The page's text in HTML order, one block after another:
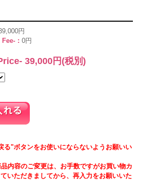
円
Fee-：0円
39,000 円(税別)
"ボタンをお使いにならないようお願いい
内容のご変更は、お手数ですがお買い物カ
いただきましてから、再入力をお願いいた